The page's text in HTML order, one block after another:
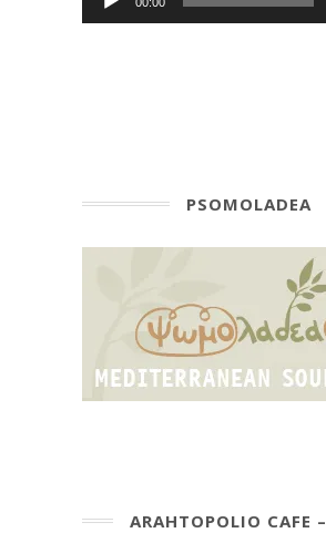
PSOMOLADEA
ARAHTOPOLIO CAFE